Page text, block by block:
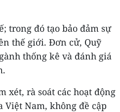
trong đó tạo bảo đảm sự
thế giới. Đơn cử, Quỹ
thống kê và đánh giá
xét, rà soát các hoạt động
Nam, không đề cập